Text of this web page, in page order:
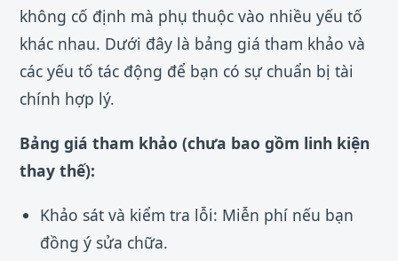
không cố định mà phụ thuộc vào nhiều yếu tố
khác nhau. Dưới đây là bảng giá tham khảo và
các yếu tố tác động để bạn có sự chuẩn bị tài
chính hợp lý.
Bảng giá tham khảo (chưa bao gồm linh kiện
thay thế):
Khảo sát và kiểm tra lỗi: Miễn phí nếu bạn
đồng ý sửa chữa.